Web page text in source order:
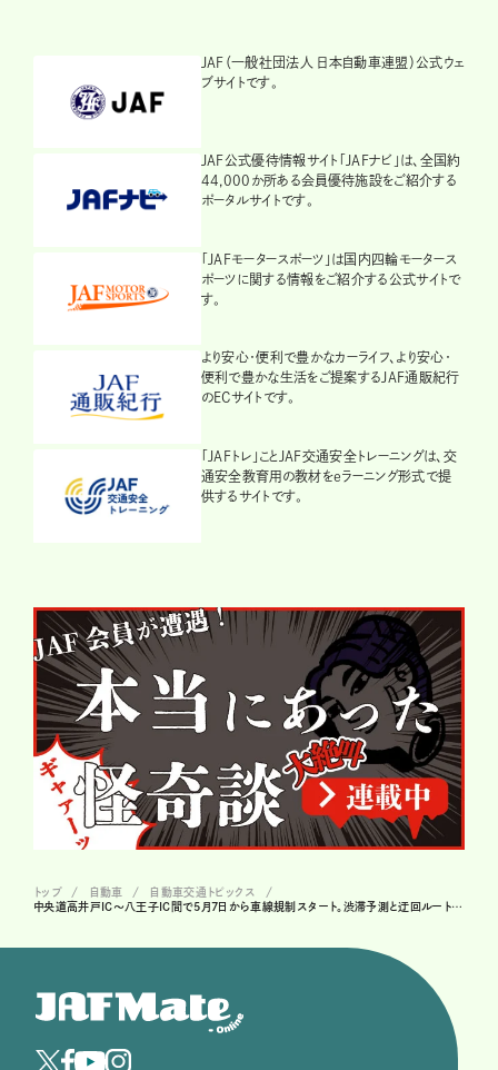
JAF（一般社団法人 日本自動車連盟）公式ウェ
ブサイトです。
JAF公式優待情報サイト「JAFナビ」は、全国約
44,000か所ある会員優待施設をご紹介する
ポータルサイトです。
「JAFモータースポーツ」は国内四輪モータース
ポーツに関する情報をご紹介する公式サイトで
す。
より安心・便利で豊かなカーライフ、より安心・
便利で豊かな生活をご提案するJAF通販紀行
のECサイトです。
「JAFトレ」ことJAF交通安全トレーニングは、交
通安全教育用の教材をeラーニング形式で提
供するサイトです。
トップ 自動車
自動車交通トピックス
中央道高井戸IC～八王子IC間で5月7日から車線規制スタート。渋滞予測と迂回ルートは？